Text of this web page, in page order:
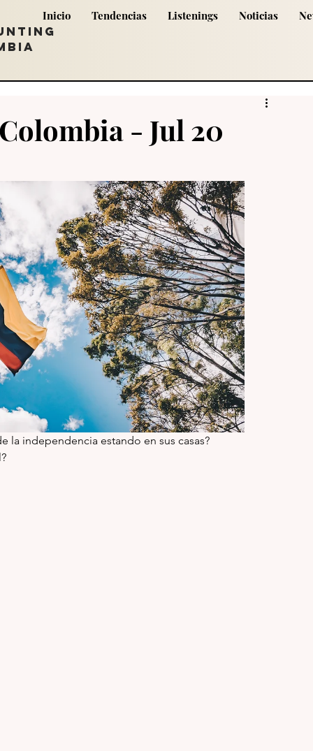
Inicio Tendencias Listenings Noticias
- Jul 20
la independencia estando en sus casas?